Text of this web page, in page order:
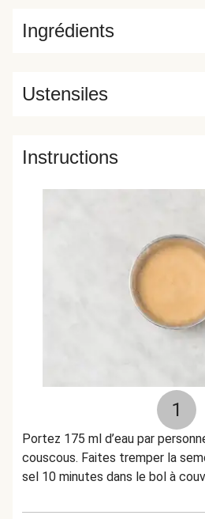
Ingrédients
Ustensiles
Instructions
1
Portez 175 ml d’eau par
couscous. Faites tremper la
sel 10 minutes dans le bol à